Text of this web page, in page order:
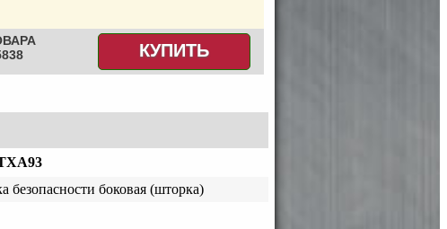
КУПИТЬ
безопасности боковая (шторка)